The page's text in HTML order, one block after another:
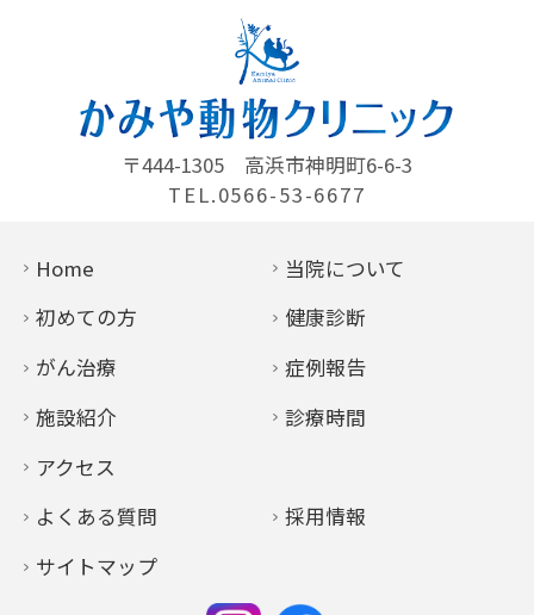
〒444-1305
高浜市神明町6-6-3
TEL.0566-53-6677
Home
当院について
初めての方
健康診断
がん治療
症例報告
施設紹介
診療時間
アクセス
よくある質問
採用情報
サイトマップ